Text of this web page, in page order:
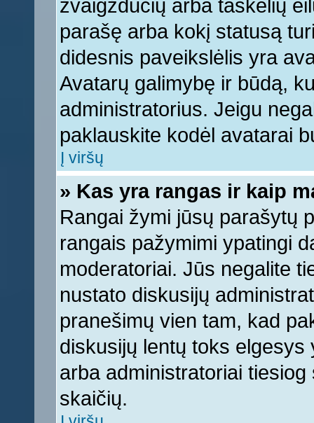
žvaigždučių arba taškelių
parašę arba kokį statusą
didesnis paveikslėlis yra
Avatarų galimybę ir būdą,
administratorius. Jeigu
paklauskite kodėl avatarai
Į viršų
» Kas yra rangas ir kaip
Rangai žymi jūsų parašytų
rangais pažymimi ypatingi
moderatoriai. Jūs negalite
nustato diskusijų
pranešimų vien tam, kad
diskusijų lentų toks
arba administratoriai
skaičių.